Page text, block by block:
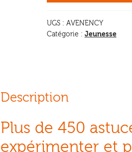
jardin
bio
UGS : AVENENCY
Catégorie : Jeunesse
Description
Plus de 450
expérimenter et